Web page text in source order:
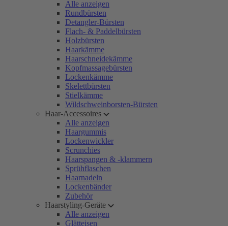
Alle anzeigen
Rundbürsten
Detangler-Bürsten
Flach- & Paddelbürsten
Holzbürsten
Haarkämme
Haarschneidekämme
Kopfmassagebürsten
Lockenkämme
Skelettbürsten
Stielkämme
Wildschweinborsten-Bürsten
Haar-Accessoires
Alle anzeigen
Haargummis
Lockenwickler
Scrunchies
Haarspangen & -klammern
Sprühflaschen
Haarnadeln
Lockenbänder
Zubehör
Haarstyling-Geräte
Alle anzeigen
Glätteisen